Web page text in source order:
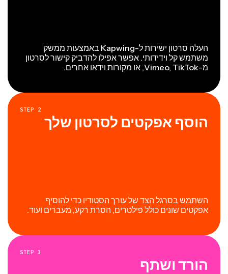
העלה סרטון ישירות ל-Kapwing באמצעות ממשק
משתמש קל וידידותי. אפשר אפילו להדביק קישור לסרטון
מ-Vimeo, TikTok, או מקורות וידאו אחרים.
STEP 2
הוסף אפקטים לסרטון שלך
השתמש בסרגל הצד של עורך הסטודיו כדי להוסיף
אפקטים שונים כולל פילטרים, הסרת רקע, מעברים ועוד.
STEP 3
הורד ושתף